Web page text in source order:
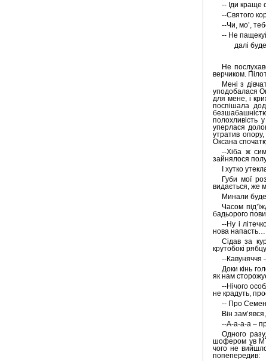
-- Іди краще
--Святого
--Чи, мо’,
-- Не
далі буде
Не
верчиком.
Мені з
уподобалася
для мене, і
поспішала
полохливість
уперлася
утратив опору,
Оксана
--Хіба ж
зайнялося
І хутко
Губи мої
видається, же
Минали
Часом
бадьорого
--Ну і
нова напасть…
Сідав за
крутобокі
--Кавуняччя
Доки кінь
як нам
--Нічого
не крадуть,
-- Про
Він
--А-а-а-а –
Одного
шофером ув
чого не
попепередив: